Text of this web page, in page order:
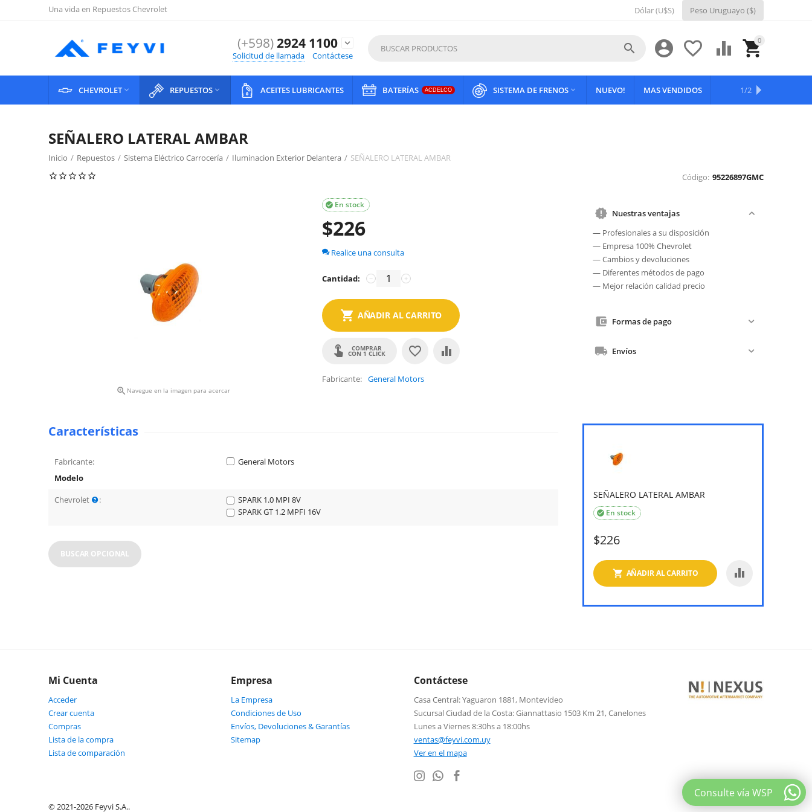
Una vida en Repuestos Chevrolet Dólar (U$S) Peso Uruguayo ($)
(+598)2924 1100
expand_more
Solicitud de llamada
Contáctese
0

 


CHEVROLET REPUESTOS  ACEITES LUBRICANTES BATERÍAS ACDELCO SISTEMA DE FRENOS  NUEVO! MAS VENDIDOS OFERTAS
1/2
SEÑALERO LATERAL AMBAR
Inicio / Repuestos / Sistema Eléctrico Carrocería / Iluminacion Exterior Delantera / SEÑALERO LATERAL AMBAR
Código: 95226897GMC
 Navegue en la imagen para acercar
En stock

$226
Realice una consulta
Cantidad: +
−
AÑADIR AL CARRITO
COMPRAR
CON 1 CLICK
Fabricante General Motors
Nuestras ventajas
— Profesionales a su disposición
— Empresa 100% Chevrolet
— Cambios y devoluciones
— Diferentes métodos de pago
— Mejor relación calidad precio
Formas de pago
Envíos
SEÑALERO LATERAL AMBAR
En stock

$226
AÑADIR AL CARRITO
Características
Fabricante:
General Motors
Modelo
Chevrolet
:
SPARK 1.0 MPI 8V
SPARK GT 1.2 MPFI 16V
BUSCAR OPCIONAL
Mi Cuenta
Acceder
Crear cuenta
Compras
Lista de la compra
Lista de comparación
Empresa
La Empresa
Condiciones de Uso
Envíos, Devoluciones & Garantías
Sitemap
Contáctese
Casa Central: Yaguaron 1881, Montevideo
Sucursal Ciudad de la Costa: Giannattasio 1503 Km 21, Canelones
Lunes a Viernes 8:30hs a 18:00hs
ventas@feyvi.com.uy
Ver en el mapa
© 2021-2026 Feyvi S.A..
Consulte vía WSP